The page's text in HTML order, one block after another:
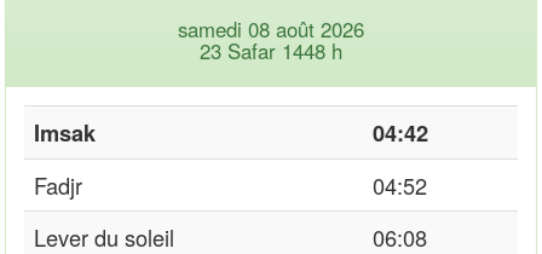
samedi 08 août 2026
23 Safar 1448 h
Imsak
04:42
Fadjr
04:52
Lever du soleil
06:08